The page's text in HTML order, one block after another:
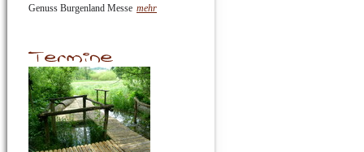
Genuss Burgenland Messe mehr